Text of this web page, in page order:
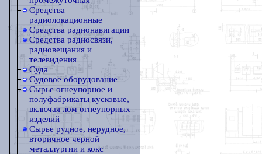
Средства
радиолокационные
Средства радионавигации
Средства радиосвязи,
радиовещания и
телевидения
Суда
Судовое оборудование
Сырье огнеупорное и
полуфабрикаты кусковые,
включая лом огнеупорных
изделий
Сырье рудное, нерудное,
вторичное черной
металлургии и кокс